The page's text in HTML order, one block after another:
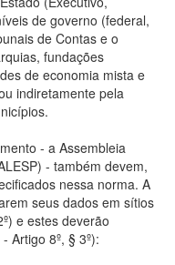
de governo (federal,
de Contas e o
fundações
de economia mista e
indiretamente pela
- a Assembleia
- também devem,
nessa norma. A
seus dados em sítios
e estes deverão
Artigo 8º, § 3º):